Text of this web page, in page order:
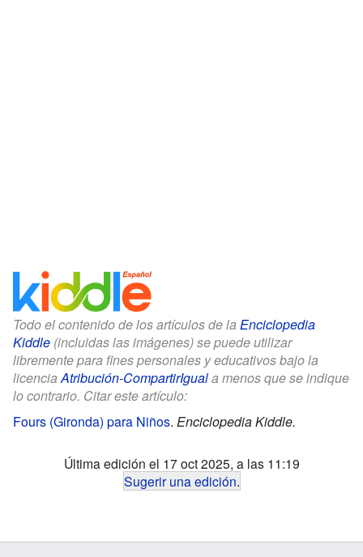
Todo el contenido de los artículos de la Enciclopedia
Kiddle (incluidas las imágenes) se puede utilizar
libremente para fines personales y educativos bajo la
licenciaAtribución-CompartirIguala menos que se indique
lo contrario. Citar este artículo:
Fours (Gironda) para Niños. Enciclopedia Kiddle.
Última edición el 17 oct 2025, a las 11:19
Sugerir una edición.